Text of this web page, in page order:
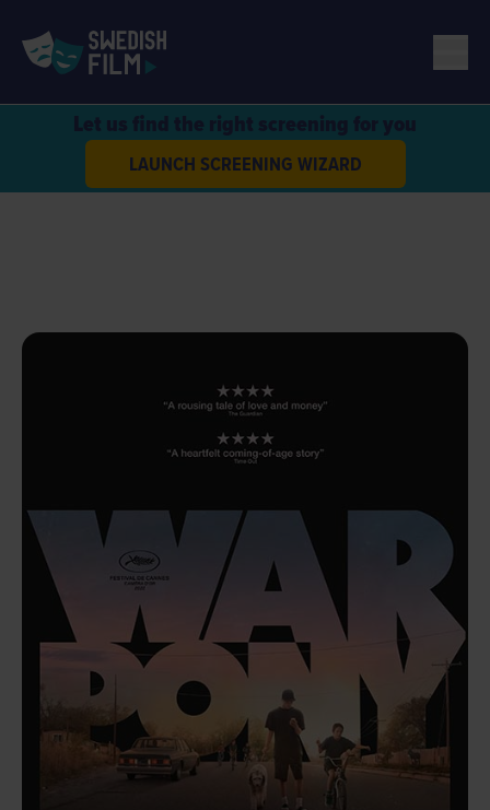
Let us find the right screening for you
LAUNCH SCREENING WIZARD